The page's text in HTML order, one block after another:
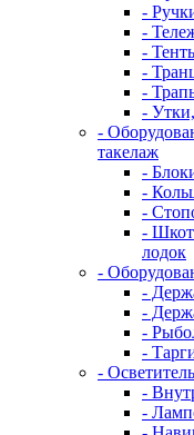
-
-
-
-
-
-
-
такелаж
-
-
-
-
лодок
-
-
-
-
-
-
-
-